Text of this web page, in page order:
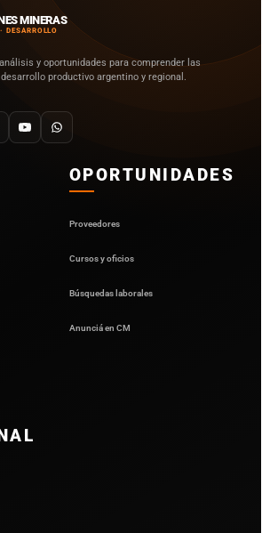
MINERAS
DESARROLLO
y oportunidades para comprender las
productivo argentino y regional.
OPORTUNIDADES
Proveedores
Cursos y oficios
Búsquedas laborales
Anunciá en CM